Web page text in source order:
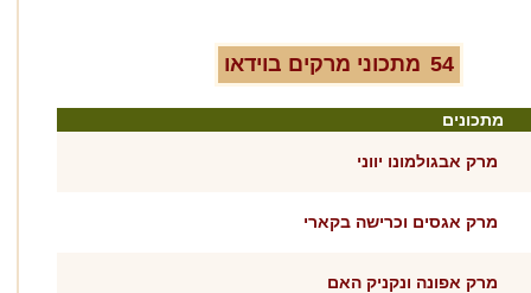
54 מתכוני מרקים בוידאו
מתכונים
מרק אבגולמונו יווני
מרק אגסים וכרישה בקארי
מרק אפונה ונקניק האם